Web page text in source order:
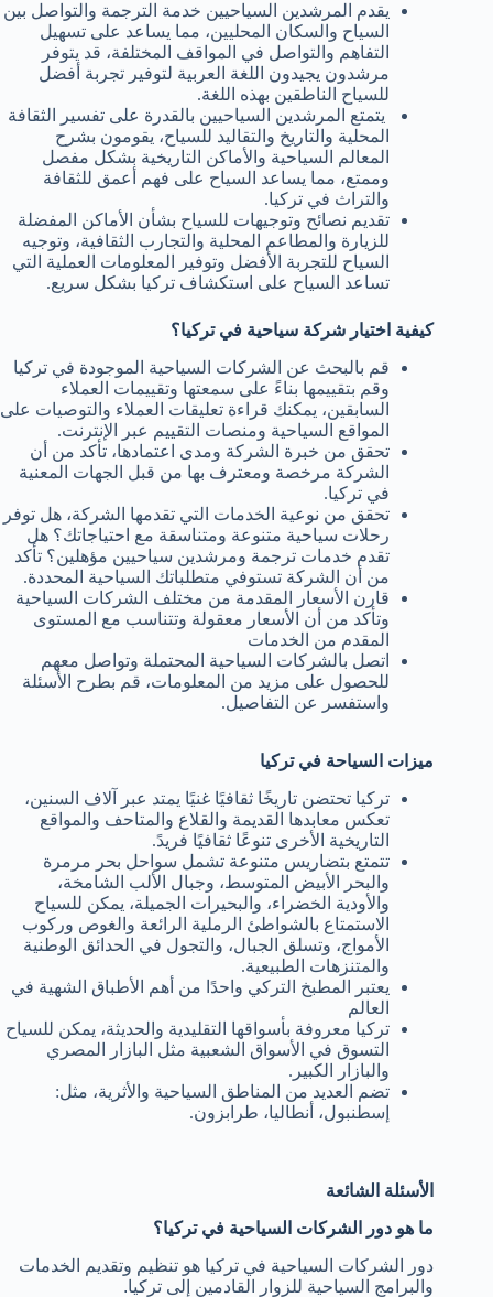
يقدم المرشدين السياحيين خدمة الترجمة والتواصل بين
السياح والسكان المحليين، مما يساعد على تسهيل
التفاهم والتواصل في المواقف المختلفة، قد يتوفر
مرشدون يجيدون اللغة العربية لتوفير تجربة أفضل
للسياح الناطقين بهذه اللغة.
يتمتع المرشدين السياحيين بالقدرة على تفسير الثقافة
المحلية والتاريخ والتقاليد للسياح، يقومون بشرح
المعالم السياحية والأماكن التاريخية بشكل مفصل
وممتع، مما يساعد السياح على فهم أعمق للثقافة
والتراث في تركيا.
تقديم نصائح وتوجيهات للسياح بشأن الأماكن المفضلة
للزيارة والمطاعم المحلية والتجارب الثقافية، وتوجيه
السياح للتجربة الأفضل وتوفير المعلومات العملية التي
تساعد السياح على استكشاف تركيا بشكل سريع.
كيفية اختيار شركة سياحية في تركيا؟
قم بالبحث عن الشركات السياحية الموجودة في تركيا
وقم بتقييمها بناءً على سمعتها وتقييمات العملاء
السابقين، يمكنك قراءة تعليقات العملاء والتوصيات على
المواقع السياحية ومنصات التقييم عبر الإنترنت.
تحقق من خبرة الشركة ومدى اعتمادها، تأكد من أن
الشركة مرخصة ومعترف بها من قبل الجهات المعنية
في تركيا.
تحقق من نوعية الخدمات التي تقدمها الشركة، هل توفر
رحلات سياحية متنوعة ومتناسقة مع احتياجاتك؟ هل
تقدم خدمات ترجمة ومرشدين سياحيين مؤهلين؟ تأكد
من أن الشركة تستوفي متطلباتك السياحية المحددة.
قارن الأسعار المقدمة من مختلف الشركات السياحية
وتأكد من أن الأسعار معقولة وتتناسب مع المستوى
المقدم من الخدمات
اتصل بالشركات السياحية المحتملة وتواصل معهم
للحصول على مزيد من المعلومات، قم بطرح الأسئلة
واستفسر عن التفاصيل.
ميزات السياحة في تركيا
تركيا تحتضن تاريخًا ثقافيًا غنيًا يمتد عبر آلاف السنين،
تعكس معابدها القديمة والقلاع والمتاحف والمواقع
التاريخية الأخرى تنوعًا ثقافيًا فريدً.
تتمتع بتضاريس متنوعة تشمل سواحل بحر مرمرة
والبحر الأبيض المتوسط، وجبال الألب الشامخة،
والأودية الخضراء، والبحيرات الجميلة، يمكن للسياح
الاستمتاع بالشواطئ الرملية الرائعة والغوص وركوب
الأمواج، وتسلق الجبال، والتجول في الحدائق الوطنية
والمتنزهات الطبيعية.
يعتبر المطبخ التركي واحدًا من أهم الأطباق الشهية في
العالم
تركيا معروفة بأسواقها التقليدية والحديثة، يمكن للسياح
التسوق في الأسواق الشعبية مثل البازار المصري
والبازار الكبير.
تضم العديد من المناطق السياحية والأثرية، مثل:
إسطنبول، أنطاليا، طرابزون.
الأسئلة الشائعة
ما هو دور الشركات السياحية في تركيا؟
دور الشركات السياحية في تركيا هو تنظيم وتقديم الخدمات
والبرامج السياحية للزوار القادمين إلى تركيا.